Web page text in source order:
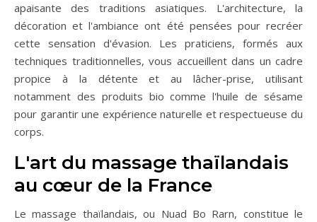
apaisante des traditions asiatiques. L'architecture, la
décoration et l'ambiance ont été pensées pour recréer
cette sensation d'évasion. Les praticiens, formés aux
techniques traditionnelles, vous accueillent dans un cadre
propice à la détente et au lâcher-prise, utilisant
notamment des produits bio comme l'huile de sésame
pour garantir une expérience naturelle et respectueuse du
corps.
L'art du massage thaïlandais
au cœur de la France
Le massage thaïlandais, ou Nuad Bo Rarn, constitue le